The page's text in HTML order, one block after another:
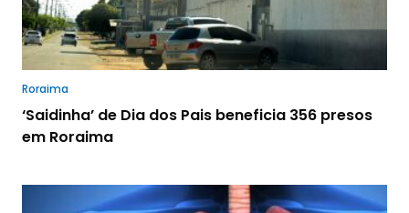
Roraima
‘Saidinha’ de Dia dos Pais beneficia 356 presos
em Roraima